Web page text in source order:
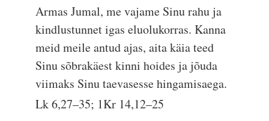
Armas Jumal, me vajame Sinu rahu ja
kindlustunnet igas eluolukorras. Kanna
meid meile antud ajas, aita käia teed
Sinu sõbrakäest kinni hoides ja jõuda
viimaks Sinu taevasesse hingamisaega.
Lk 6,27–35; 1Kr 14,12–25